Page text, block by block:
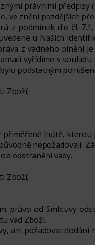
právními předpisy
ve znění pozdějších
z podmínek dle čl.
u Našich
z vadného plnění
vyřídíme v
podstatným
Zboží;
lhůtě,
nepožadovali.
odstranění vady.
Zboží;
právo od Smlouvy
vad Zboží.
ani požadovat dodání